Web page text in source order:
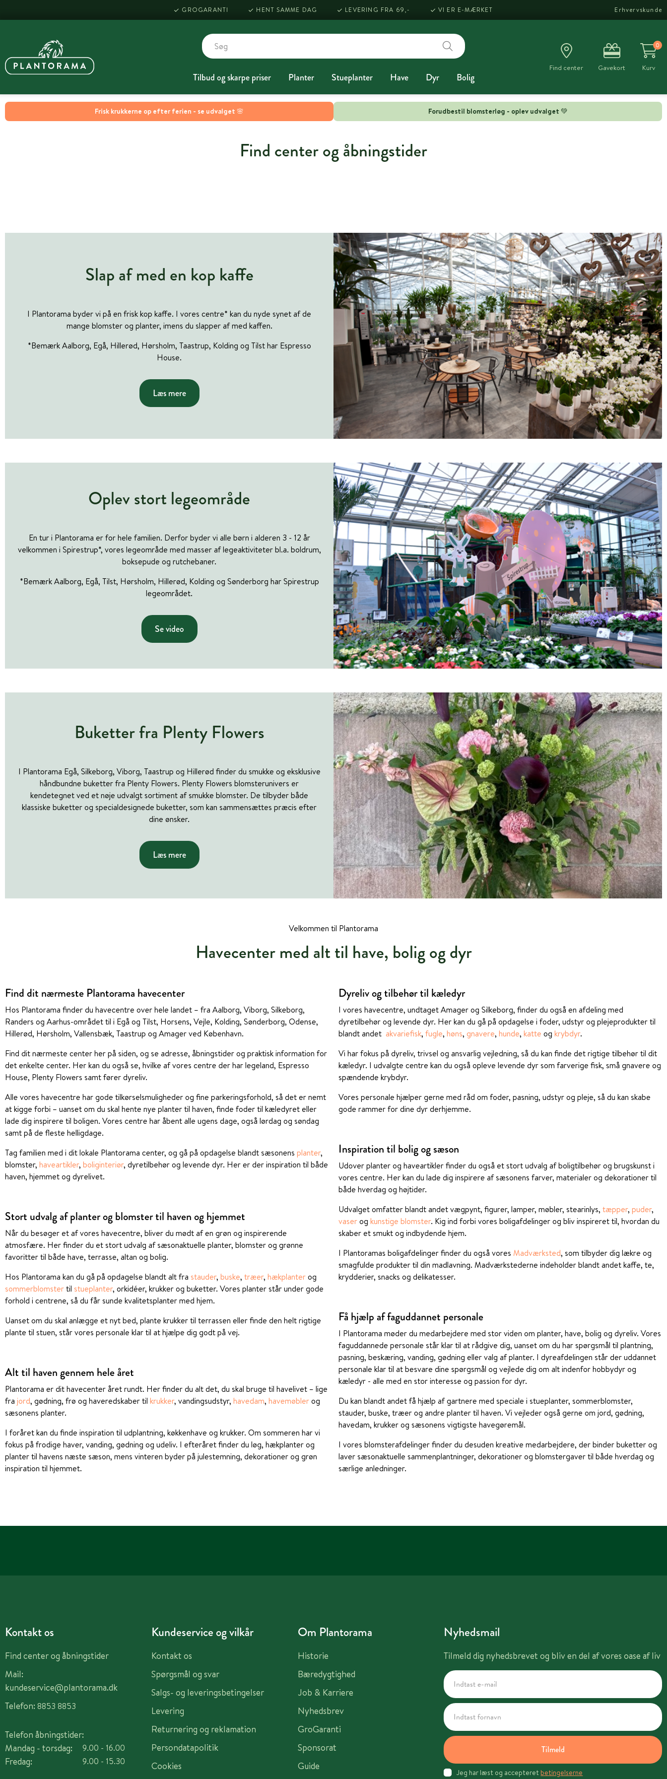
Frisk krukkerne op efter ferien - se udvalget 🌸 Forudbestil blomsterløg - oplev udvalget 💚
GROGARANTI HENT SAMME DAG LEVERING FRA 69,- VI ER E-MÆRKET Erhvervskunde
Tilbud og skarpe priser Planter Stueplanter Have Dyr Bolig
Find center Gavekort
0
Kurv
Find center og åbningstider
Slap af med en kop kaffe
I Plantorama byder vi på en frisk kop kaffe. I vores centre* kan du nyde synet af de
mange blomster og planter, imens du slapper af med kaffen.
*Bemærk Aalborg, Egå, Hillerød, Hørsholm, Taastrup, Kolding og Tilst har Espresso
House.
Læs mere
Oplev stort legeområde
En tur i Plantorama er for hele familien. Derfor byder vi alle børn i alderen 3 - 12 år
velkommen i Spirestrup*, vores legeområde med masser af legeaktiviteter bl.a. boldrum,
boksepude og rutchebaner.
*Bemærk Aalborg, Egå, Tilst, Hørsholm, Hillerød, Kolding og Sønderborg har Spirestrup
legeområdet.
Se video
Buketter fra Plenty Flowers
I Plantorama Egå, Silkeborg, Viborg, Taastrup og Hillerød finder du smukke og eksklusive
håndbundne buketter fra Plenty Flowers. Plenty Flowers blomsterunivers er
kendetegnet ved et nøje udvalgt sortiment af smukke blomster. De tilbyder både
klassiske buketter og specialdesignede buketter, som kan sammensættes præcis efter
dine ønsker.
Læs mere
Velkommen til Plantorama
Havecenter med alt til have, bolig og dyr
Find dit nærmeste Plantorama havecenter
Hos Plantorama finder du havecentre over hele landet – fra Aalborg, Viborg, Silkeborg,
Randers og Aarhus-området til i Egå og Tilst, Horsens, Vejle, Kolding, Sønderborg, Odense,
Hillerød, Hørsholm, Vallensbæk, Taastrup og Amager ved København.
Find dit nærmeste center her på siden, og se adresse, åbningstider og praktisk information for
det enkelte center. Her kan du også se, hvilke af vores centre der har legeland, Espresso
House, Plenty Flowers samt fører dyreliv.
Alle vores havecentre har gode tilkørselsmuligheder og fine parkeringsforhold, så det er nemt
at kigge forbi – uanset om du skal hente nye planter til haven, finde foder til kæledyret eller
lade dig inspirere til boligen. Vores centre har åbent alle ugens dage, også lørdag og søndag
samt på de fleste helligdage.
Tag familien med i dit lokale Plantorama center, og gå på opdagelse blandt sæsonens planter,
blomster, haveartikler, boliginteriør, dyretilbehør og levende dyr. Her er der inspiration til både
haven, hjemmet og dyrelivet.
Stort udvalg af planter og blomster til haven og hjemmet
Når du besøger et af vores havecentre, bliver du mødt af en grøn og inspirerende
atmosfære. Her finder du et stort udvalg af sæsonaktuelle planter, blomster og grønne
favoritter til både have, terrasse, altan og bolig.
Hos Plantorama kan du gå på opdagelse blandt alt fra stauder, buske, træer, hækplanterog
sommerblomstertil stueplanter, orkidéer, krukker og buketter. Vores planter står under gode
forhold i centrene, så du får sunde kvalitetsplanter med hjem.
Uanset om du skal anlægge et nyt bed, plante krukker til terrassen eller finde den helt rigtige
plante til stuen, står vores personale klar til at hjælpe dig godt på vej.
Alt til haven gennem hele året
Plantorama er dit havecenter året rundt. Her finder du alt det, du skal bruge til havelivet – lige
fra jord, gødning, frø og haveredskaber til krukker, vandingsudstyr, havedam, havemøblerog
sæsonens planter.
I foråret kan du finde inspiration til udplantning, køkkenhave og krukker. Om sommeren har vi
fokus på frodige haver, vanding, gødning og udeliv. I efteråret finder du løg, hækplanter og
planter til havens næste sæson, mens vinteren byder på julestemning, dekorationer og grøn
inspiration til hjemmet.
Dyreliv og tilbehør til kæledyr
I vores havecentre, undtaget Amager og Silkeborg, finder du også en afdeling med
dyretilbehør og levende dyr. Her kan du gå på opdagelse i foder, udstyr og plejeprodukter til
blandt andet akvariefisk, fugle, høns, gnavere, hunde, katte og krybdyr.
Vi har fokus på dyreliv, trivsel og ansvarlig vejledning, så du kan finde det rigtige tilbehør til dit
kæledyr. I udvalgte centre kan du også opleve levende dyr som farverige fisk, små gnavere og
spændende krybdyr.
Vores personale hjælper gerne med råd om foder, pasning, udstyr og pleje, så du kan skabe
gode rammer for dine dyr derhjemme.
Inspiration til bolig og sæson
Udover planter og haveartikler finder du også et stort udvalg af boligtilbehør og brugskunst i
vores centre. Her kan du lade dig inspirere af sæsonens farver, materialer og dekorationer til
både hverdag og højtider.
Udvalget omfatter blandt andet vægpynt, figurer, lamper, møbler, stearinlys, tæpper, puder,
vaserog kunstige blomster. Kig ind forbi vores boligafdelinger og bliv inspireret til, hvordan du
skaber et smukt og indbydende hjem.
I Plantoramas boligafdelinger finder du også vores Madværksted, som tilbyder dig lækre og
smagfulde produkter til din madlavning. Madværkstederne indeholder blandt andet kaffe, te,
krydderier, snacks og delikatesser.
Få hjælp af faguddannet personale
I Plantorama møder du medarbejdere med stor viden om planter, have, bolig og dyreliv. Vores
faguddannede personale står klar til at rådgive dig, uanset om du har spørgsmål til plantning,
pasning, beskæring, vanding, gødning eller valg af planter. I dyreafdelingen står der uddannet
personale klar til at besvare dine spørgsmål og vejlede dig om alt indenfor hobbydyr og
kæledyr - alle med en stor interesse og passion for dyr.
Du kan blandt andet få hjælp af gartnere med speciale i stueplanter, sommerblomster,
stauder, buske, træer og andre planter til haven. Vi vejleder også gerne om jord, gødning,
havedam, krukker og sæsonens vigtigste havegøremål.
I vores blomsterafdelinger finder du desuden kreative medarbejdere, der binder buketter og
laver sæsonaktuelle sammenplantninger, dekorationer og blomstergaver til både hverdag og
særlige anledninger.
Kontakt os
Find center og åbningstider
Mail:
kundeservice@plantorama.dk
Telefon: 8853 8853
Telefon åbningstider:
Mandag - torsdag:
Fredag:
9.00 - 16.00
9.00 - 15.30
Kundeservice og vilkår
Kontakt os
Spørgsmål og svar
Salgs- og leveringsbetingelser
Levering
Returnering og reklamation
Persondatapolitik
Cookies
Om Plantorama
Historie
Bæredygtighed
Job & Karriere
Nyhedsbrev
GroGaranti
Sponsorat
Guide
Nyhedsmail
Tilmeld dig nyhedsbrevet og bliv en del af vores oase af liv
Tilmeld
Jeg har læst og accepteret betingelserne